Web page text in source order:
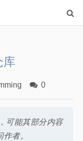
库
0
可能其部分内容
者。